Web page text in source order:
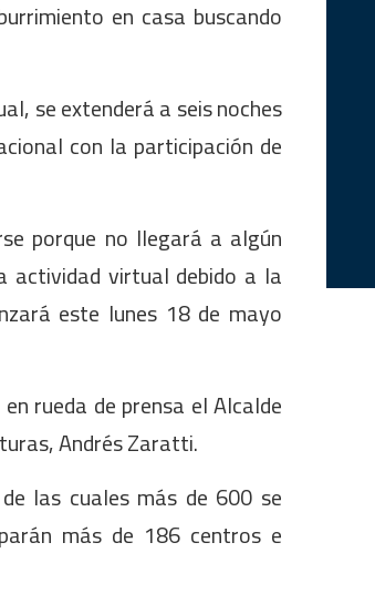
en casa buscando
se extenderá a seis noches
con la participación de
porque no llegará a algún
actividad virtual debido a la
este lunes 18 de mayo
rueda de prensa el Alcalde
Andrés Zaratti.
las cuales más de 600 se
más de 186 centros e